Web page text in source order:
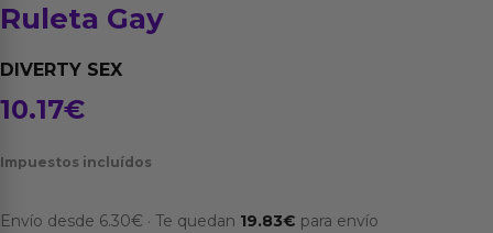
Ruleta Gay
DIVERTY SEX
10.17€
Impuestos incluídos
Envío desde 6.30€ · Te quedan 19.83€ para envío